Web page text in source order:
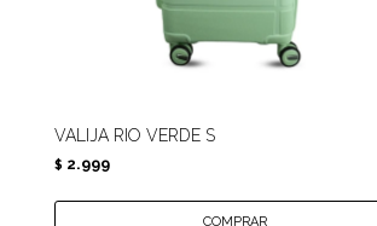
VALIJA RIO VERDE S
$ 2.999